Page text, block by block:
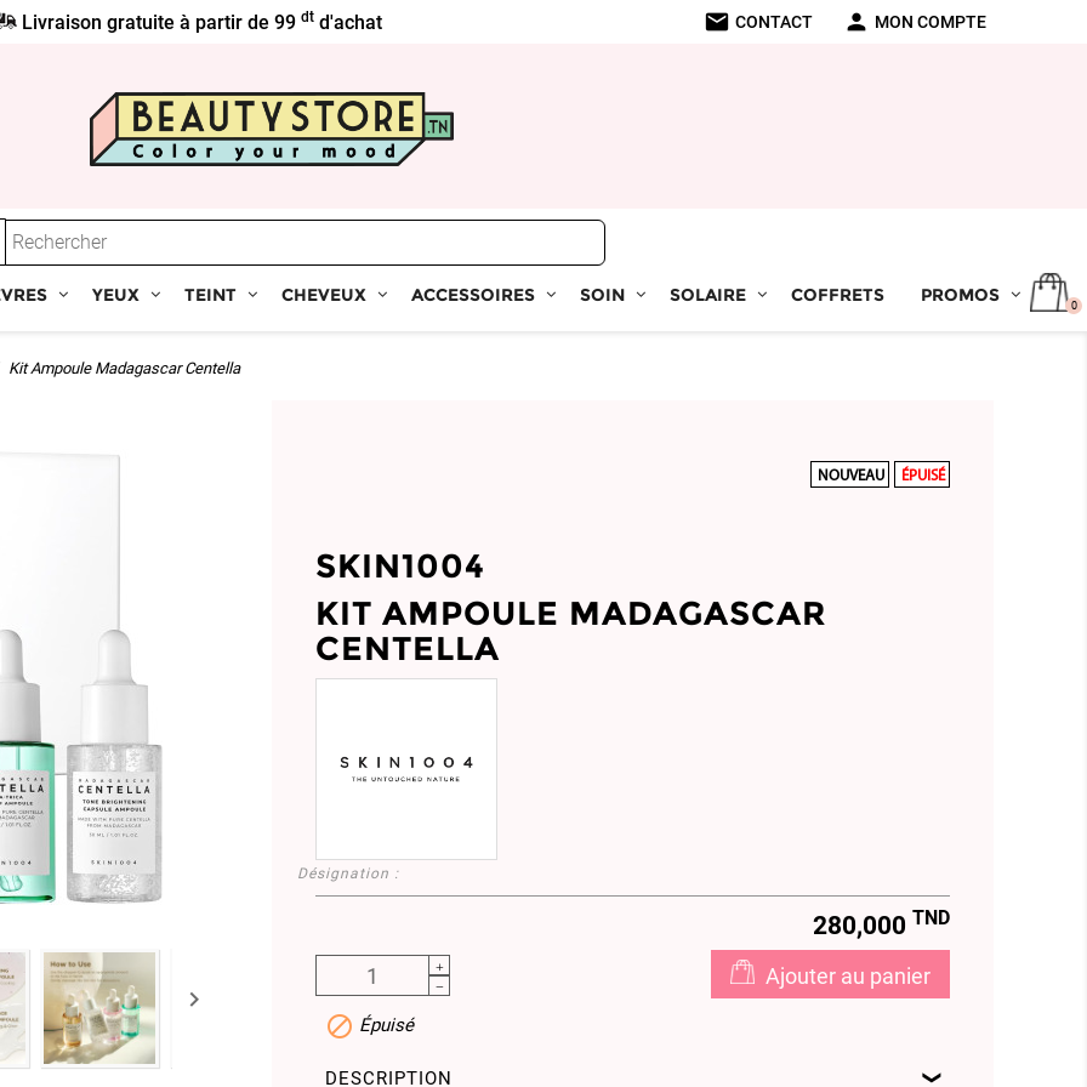
Livraison gratuite à partir de 99dt d'achat mail CONTACT person MON COMPTE
YEUX TEINT CHEVEUX ACCESSOIRES SOIN SOLAIRE COFFRETS PROMOS 0
Kit Ampoule Madagascar Centella

NOUVEAU ÉPUISÉ
SKIN1004
KIT AMPOULE MADAGASCAR
CENTELLA
Désignation :
280,000 TND
Ajouter au panier
 Épuisé
DESCRIPTION